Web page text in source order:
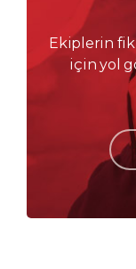
Ekiplerin
için yol